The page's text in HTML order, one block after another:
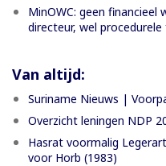
MinOWC: geen financieel
directeur, wel
Van altijd:
Suriname Nieuws |
Overzicht leningen NDP
Hasrat voormalig
voor Horb (1983)